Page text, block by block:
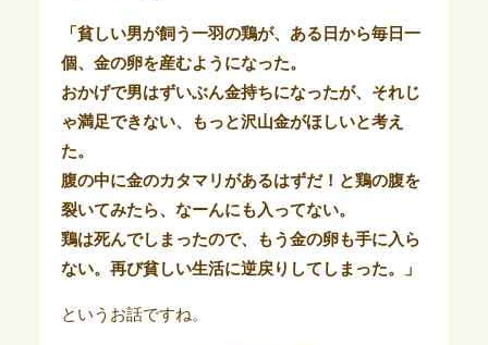
「貧しい男が飼う一羽の鶏が、ある日から毎日一
個、金の卵を産むようになった。
おかげで男はずいぶん金持ちになったが、それじ
ゃ満足できない、もっと沢山金がほしいと考え
た。
腹の中に金のカタマリがあるはずだ！と鶏の腹を
裂いてみたら、なーんにも入ってない。
鶏は死んでしまったので、もう金の卵も手に入ら
ない。再び貧しい生活に逆戻りしてしまった。」
というお話ですね。